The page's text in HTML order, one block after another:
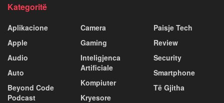
Kategoritë
Aplikacione
Apple
Audio
Auto
Beyond Code
Podcast
Camera
Gaming
Inteligjenca
Artificiale
Kompiuter
Kryesore
Paisje Tech
Review
Security
Smartphone
Të Gjitha